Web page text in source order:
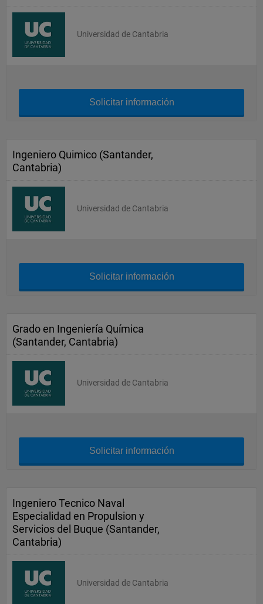
Universidad de Cantabria
Solicitar información
Ingeniero Quimico (Santander,
Cantabria)
Universidad de Cantabria
Solicitar información
Grado en Ingeniería Química
(Santander, Cantabria)
Universidad de Cantabria
Solicitar información
Ingeniero Tecnico Naval
Especialidad en Propulsion y
Servicios del Buque (Santander,
Cantabria)
Universidad de Cantabria